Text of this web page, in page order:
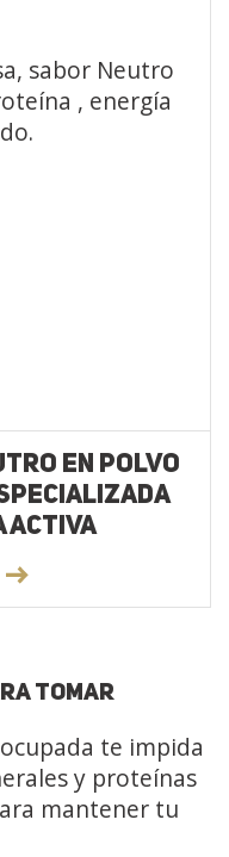
EN POLVO
ACTIVA
TOMAR
te impida
y proteínas
mantener tu